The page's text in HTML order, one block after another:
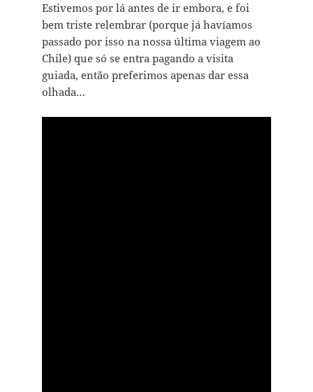
Estivemos por lá antes de ir embora, e foi
bem triste relembrar (porque já havíamos
passado por isso na nossa última viagem ao
Chile) que só se entra pagando a visita
guiada, então preferimos apenas dar essa
olhada…